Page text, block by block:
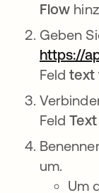
Flow
Geben
https://
Feldtext
Feld
um.
Um